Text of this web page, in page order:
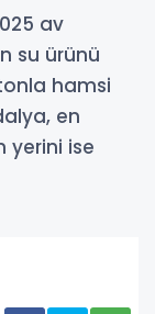
av
su ürünü
tonla hamsi
en
yerini ise